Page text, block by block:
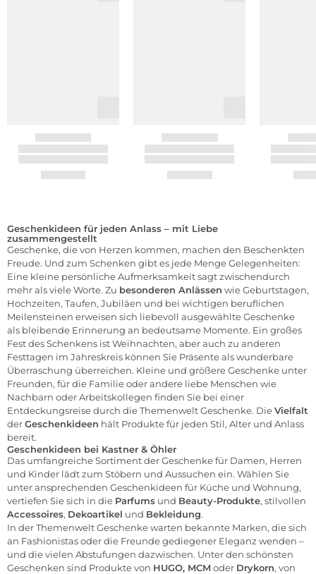
Geschenkideen für jeden Anlass – mit Liebe
zusammengestellt
Geschenke, die von Herzen kommen, machen den Beschenkten
Freude. Und zum Schenken gibt es jede Menge Gelegenheiten:
Eine kleine persönliche Aufmerksamkeitsagt zwischendurch
mehr als viele Worte. Zu besonderen Anlässen wie Geburtstagen,
Hochzeiten, Taufen, Jubiläen und bei wichtigen beruflichen
Meilensteinen erweisen sich liebevoll ausgewählte Geschenke
als bleibende Erinnerung an bedeutsame Momente. Ein großes
Fest des Schenkens ist Weihnachten, aber auch zu anderen
Festtagen im Jahreskreis können Sie Präsente als wunderbare
Überraschung überreichen. Kleine und größere Geschenke unter
Freunden, für die Familie oder andere liebe Menschen wie
Nachbarn oder Arbeitskollegen finden Sie bei einer
Entdeckungsreise durch die Themenwelt Geschenke. DieVielfalt
derGeschenkideen hält Produkte für jeden Stil, Alter und Anlass
bereit.
Geschenkideen bei Kastner & Öhler
Das umfangreiche Sortiment der Geschenke für Damen, Herren
und Kinder lädt zum Stöbern und Aussuchen ein. Wählen Sie
unter ansprechenden Geschenkideen für Küche und Wohnung,
vertiefen Sie sich in die Parfums und Beauty-Produkte, stilvollen
Accessoires, Dekoartikel und Bekleidung.
In der Themenwelt Geschenke warten bekannte Marken, die sich
an Fashionistas oder die Freunde gediegener Eleganz wenden –
und die vielen Abstufungen dazwischen. Unter den schönsten
Geschenken sind Produkte von HUGO, MCModer Drykorn, von